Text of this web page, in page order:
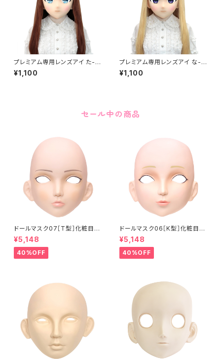
プレミアム専用レンズアイ た-ブ
ルー Premium Lens Eye TA
-Blue
¥1,100
プレミアム専用レンズアイ な-パ
ープル Premium Lens Eye N
A-Purple
¥1,100
セール中の商品
ドールマスク07［T型］化粧目穴
処理済 MASK07 [DOLL T] O
pening eye hole and make
up
¥5,148
40%OFF
ドールマスク06［K型］化粧目穴
処理 MASK06 [DOLL K] Op
ening eye hole and make
up
¥5,148
40%OFF